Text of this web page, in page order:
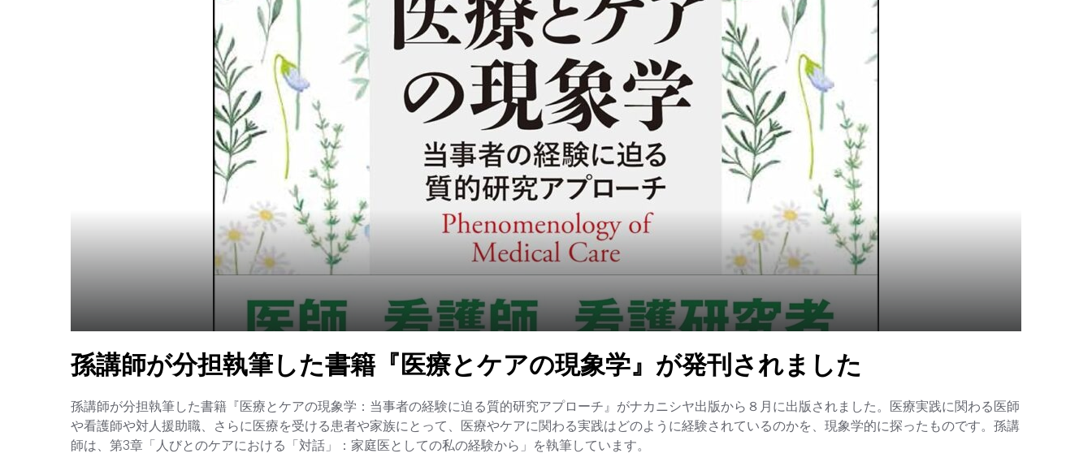
孫講師が分担執筆した書籍『医療とケアの現象学』が発刊されました
孫講師が分担執筆した書籍『医療とケアの現象学：当事者の経験に迫る質的研究アプローチ』がナカニシヤ出版から８月に出版されました。医療実践に関わる医師
や看護師や対人援助職、さらに医療を受ける患者や家族にとって、医療やケアに関わる実践はどのように経験されているのかを、現象学的に探ったものです。孫講
師は、第3章「人びとのケアにおける「対話」：家庭医としての私の経験から」を執筆しています。